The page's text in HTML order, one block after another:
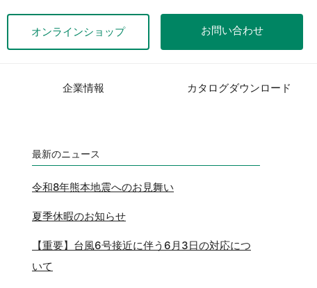
オンラインショップ お問い合わせ
企業情報 カタログダウンロード
最新のニュース
令和8年熊本地震へのお見舞い
夏季休暇のお知らせ
【重要】台風6号接近に伴う6月3日の対応につ
いて